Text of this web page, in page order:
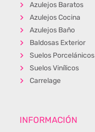
Azulejos Baratos
Azulejos Cocina
Azulejos Baño
Baldosas Exterior
Suelos Porcelánicos
Suelos Vinílicos
Carrelage
INFORMACIÓN